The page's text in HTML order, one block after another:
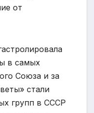
от
в самых
Союза и за
стали
групп в СССР